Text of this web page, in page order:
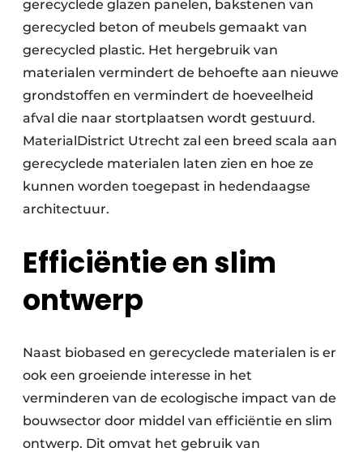
gerecyclede glazen panelen, bakstenen van
gerecycled beton of meubels gemaakt van
gerecycled plastic. Het hergebruik van
materialen vermindert de behoefte aan nieuwe
grondstoffen en vermindert de hoeveelheid
afval die naar stortplaatsen wordt gestuurd.
MaterialDistrict Utrecht zal een breed scala aan
gerecyclede materialen laten zien en hoe ze
kunnen worden toegepast in hedendaagse
architectuur.
Efficiëntie en slim
ontwerp
Naast biobased en gerecyclede materialen is er
ook een groeiende interesse in het
verminderen van de ecologische impact van de
bouwsector door middel van efficiëntie en slim
ontwerp. Dit omvat het gebruik van